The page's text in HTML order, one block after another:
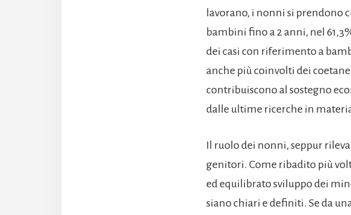
lavorano, i nonni si prendono
bambini fino a 2 anni, nel
dei casi con riferimento a
anche più coinvolti dei
contribuiscono al sostegno
dalle ultime ricerche in
Il ruolo dei nonni, seppur
genitori. Come ribadito più
ed equilibrato sviluppo dei
siano chiari e definiti. Se da